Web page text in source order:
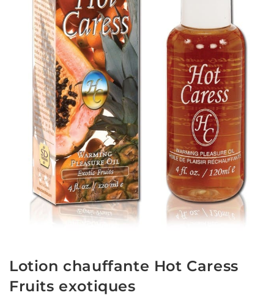
Lotion chauffante Hot Caress
Fruits exotiques